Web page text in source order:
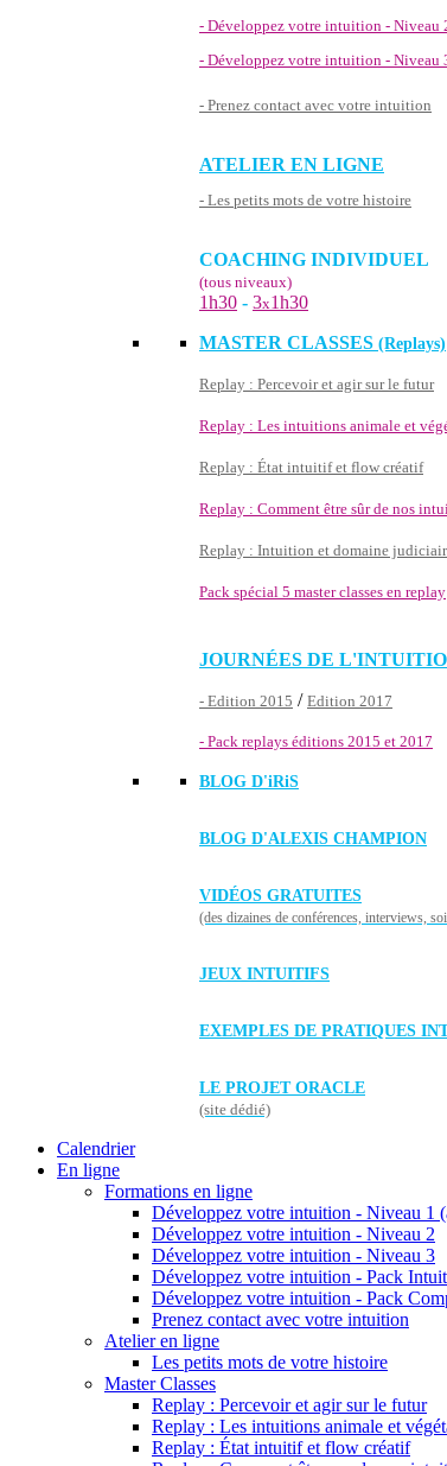
- Développez votre intuition - Niveau
- Développez votre intuition - Niveau
- Prenez contact avec votre intuition
ATELIER EN LIGNE
- Les petits mots de votre histoire
COACHING INDIVIDUEL
(tous niveaux)
1h30 - 3x1h30
MASTER CLASSES (Replays)
Replay : Percevoir et agir sur le futur
Replay : Les intuitions animale et
Replay : État intuitif et flow créatif
Replay : Comment être sûr de nos
Replay : Intuition et domaine
Pack spécial 5 master classes en replay
JOURNÉES DE
- Edition 2015 / Edition 2017
- Pack replays éditions 2015 et 2017
BLOG D'iRiS
BLOG D'ALEXIS CHAMPION
VIDÉOS GRATUITES
(des dizaines de conférences, interviews,
JEUX INTUITIFS
EXEMPLES DE PRATIQUES
LE PROJET ORACLE
(site dédié)
Calendrier
En ligne
Formations en ligne
Développez votre intuition - Niveau 1
Développez votre intuition - Niveau 2
Développez votre intuition - Niveau 3
Développez votre intuition - Pack
Développez votre intuition - Pack
Prenez contact avec votre intuition
Atelier en ligne
Les petits mots de votre histoire
Master Classes
Replay : Percevoir et agir sur le futur
Replay : Les intuitions animale et
Replay : État intuitif et flow créatif